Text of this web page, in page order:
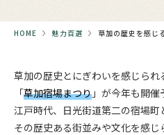
HOME 魅力百選 草加の歴史を感じ
草加の歴史とにぎわいを感じられ
「草加宿場まつり 」が今年も開催
江戸時代、日光街道第二の宿場町
その歴史ある街並みや文化を感じ